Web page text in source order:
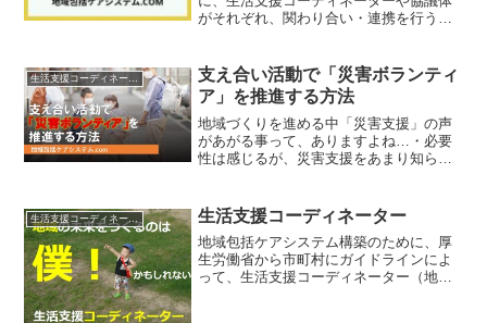
がそれぞれ、関わり合い・連携を行うこ
作る為に、市町村はどのような役割を具
体的に行うのか、お伝えしま...
支え合い活動で「災害ボランティ
ア」を推進する方法
地域づくりを進める中「災害支援」の声
があがる事って、ありますよね…・必要
性は感じるが、災害支援をあまり知らな
は、そのような方のヒントになる動画解
説を行いました。動画解説出...
生活支援コーディネーター
地域包括ケアシステム構築のために、厚
生労働省から市町村にガイドラインによ
って、生活支援コーディネーター（地域